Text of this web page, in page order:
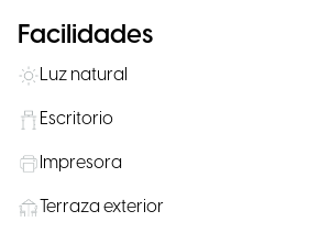
Facilidades
Luz natural
Escritorio
Impresora
Terraza exterior